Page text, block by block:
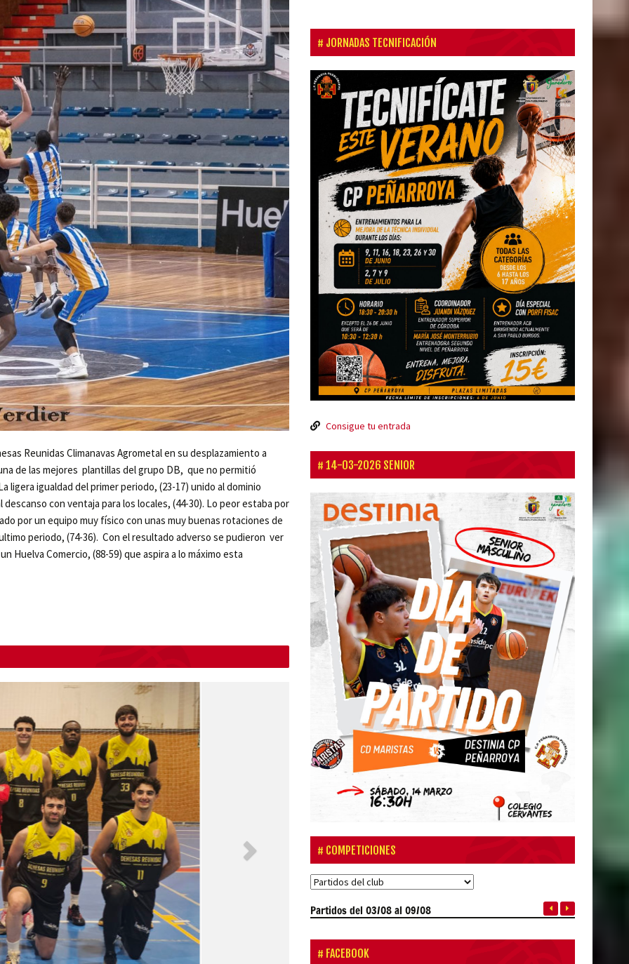
Reunidas Climanavas Agrometal en su desplazamiento a
de las mejores plantillas del grupo DB, que no permitió
ligera igualdad del primer periodo, (23-17) unido al dominio
con ventaja para los locales, (44-30). Lo peor estaba por
por un equipo muy físico con unas muy buenas rotaciones de
periodo, (74-36). Con el resultado adverso se pudieron ver
Huelva Comercio, (88-59) que aspira a lo máximo esta
JORNADAS TECNIFICACIÓN
Consigue tu entrada
14-03-2026 SENIOR
COMPETICIONES
Partidosdel 03/08 al 09/08
FACEBOOK